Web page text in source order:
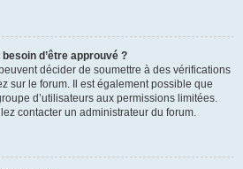
d’être approuvé ?
décider de soumettre à des vérifications
sur le forum. Il est également possible que
d’utilisateurs aux permissions limitées.
contacter un administrateur du forum.